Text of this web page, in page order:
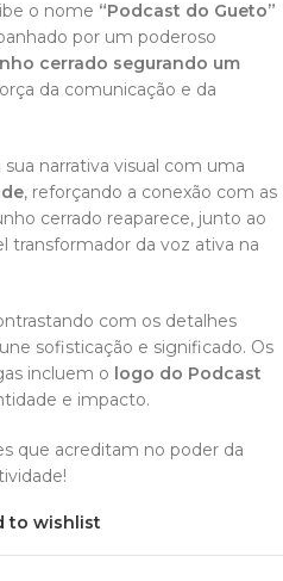
o nome “Podcast do Gueto”
por um poderoso
cerrado segurando um
da comunicação e da
narrativa visual com uma
, reforçando a conexão com as
cerrado reaparece, junto ao
transformador da voz ativa na
com os detalhes
sofisticação e significado. Os
incluem o logo do Podcast
e impacto.
que acreditam no poder da
to wishlist